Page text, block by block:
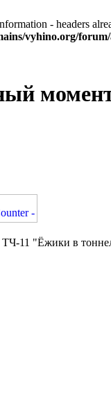
- headers
vyhino.org/
ТЧ-11 "Ёжики в